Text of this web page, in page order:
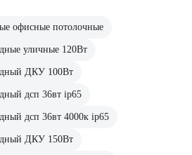
офисные потолочные
уличные 120Вт
ДКУ 100Вт
дсп 36вт ip65
дсп 36вт 4000к ip65
ДКУ 150Вт